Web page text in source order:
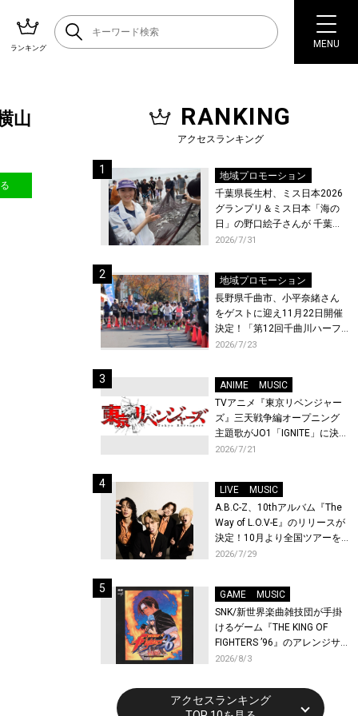
ランキング MENU
山 RANKING
アクセスランキング
地域プロモーション
千葉県長生村、ミス日本2026
グランプリ＆ミス日本「海の
日」の野口絵子さんが 千葉県
唯一の村・長生村で地引網を
2026/7/31
地域プロモーション
長野県千曲市、小平奈緒さん
をゲストに迎え11月22日開催
決定！「第12回千曲川ハーフ
マラソン」エントリー受付開
2026/7/23
ANIME
MUSIC
TVアニメ『東京リベンジャー
ズ』三天戦争編オープニング
主題歌がJO1「IGNITE」に決
定！メンバー全員から喜びと
先行上映会を開催！
2026/7/21
LIVE
MUSIC
A.B.C-Z、10thアルバム『The
Way of L.O.V-E』のリリースが
決定！10月より全国ツアーを
開催！
2026/7/29
GAME
MUSIC
SNK/新世界楽曲雑技団が手掛
けるゲーム『THE KING OF
FIGHTERS ’96』のアレンジサ
ウンドトラックが配信開始！
2026/8/3
アクセスランキング